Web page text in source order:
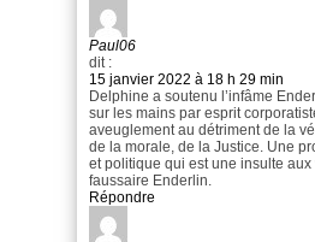
Paul06
dit :
15 janvier 2022 à 18 h 29 min
Delphine a soutenu l’infâme
sur les mains par esprit
aveuglement au détriment de la
de la morale, de la Justice. Une
et politique qui est une insulte aux
faussaire Enderlin.
Répondre